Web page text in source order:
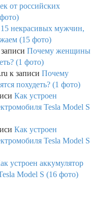
от российских
15 некрасивых мужчин,
(15 фото)
Почему женщины
(1 фото)
к записи Почему
похудеть? (1 фото)
Как устроен
Tesla Model S
Как устроен
Tesla Model S
устроен аккумулятор
Model S (16 фото)